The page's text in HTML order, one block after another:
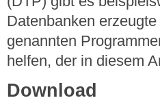
Datenbanken
genannten
helfen, der in diesem
Download